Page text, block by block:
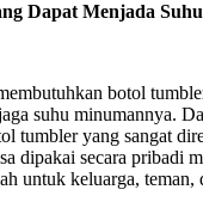
Dapat Menjada
botol
suhu minumannya.
tumbler yang sangat
dipakai secara pribadi
untuk keluarga, teman,